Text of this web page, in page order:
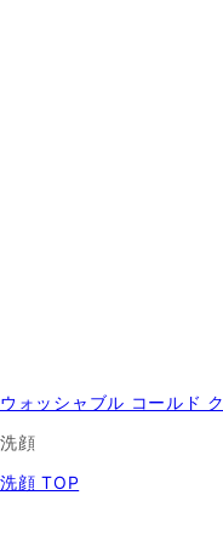
ウォッシャブル コールド
洗顔
洗顔 TOP